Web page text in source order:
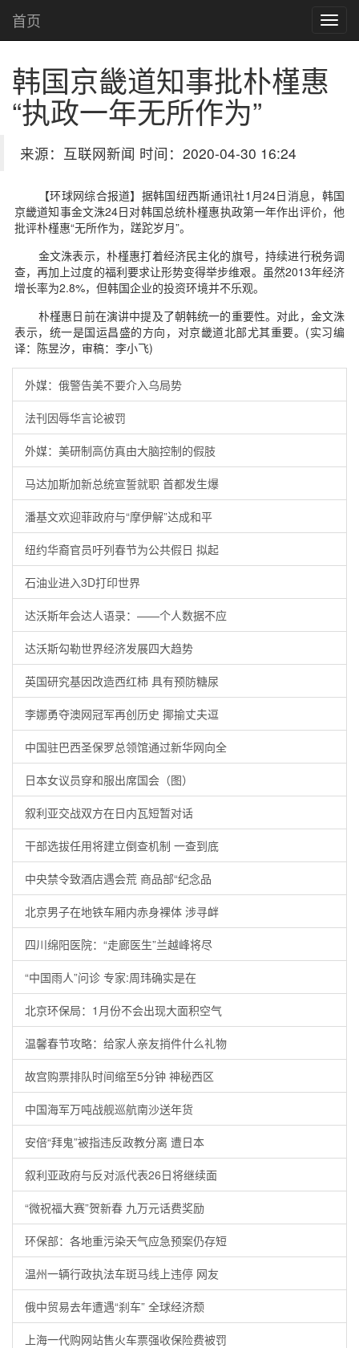
首页
韩国京畿道知事批朴槿惠
“执政一年无所作为”
来源：互联网新闻 时间：2020-04-30 16:24
【环球网综合报道】据韩国纽西斯通讯社1月24日消息，韩国
京畿道知事金文洙24日对韩国总统朴槿惠执政第一年作出评价，他
批评朴槿惠“无所作为，蹉跎岁月”。
金文洙表示，朴槿惠打着经济民主化的旗号，持续进行税务调
查，再加上过度的福利要求让形势变得举步维艰。虽然2013年经济
增长率为2.8%，但韩国企业的投资环境并不乐观。
朴槿惠日前在演讲中提及了朝韩统一的重要性。对此，金文洙
表示，统一是国运昌盛的方向，对京畿道北部尤其重要。(实习编
译：陈昱汐，审稿：李小飞)
外媒：俄警告美不要介入乌局势
法刊因辱华言论被罚
外媒：美研制高仿真由大脑控制的假肢
马达加斯加新总统宣誓就职 首都发生爆
潘基文欢迎菲政府与“摩伊解”达成和平
纽约华裔官员吁列春节为公共假日 拟起
石油业进入3D打印世界
达沃斯年会达人语录：——个人数据不应
达沃斯勾勒世界经济发展四大趋势
英国研究基因改造西红柿 具有预防糖尿
李娜勇夺澳网冠军再创历史 揶揄丈夫逗
中国驻巴西圣保罗总领馆通过新华网向全
日本女议员穿和服出席国会（图）
叙利亚交战双方在日内瓦短暂对话
干部选拔任用将建立倒查机制 一查到底
中央禁令致酒店遇会荒 商品部“纪念品
北京男子在地铁车厢内赤身裸体 涉寻衅
四川绵阳医院：“走廊医生”兰越峰将尽
“中国雨人”问诊 专家:周玮确实是在
北京环保局：1月份不会出现大面积空气
温馨春节攻略：给家人亲友捎件什么礼物
故宫购票排队时间缩至5分钟 神秘西区
中国海军万吨战舰巡航南沙送年货
安倍“拜鬼”被指违反政教分离 遭日本
叙利亚政府与反对派代表26日将继续面
“微祝福大赛”贺新春 九万元话费奖励
环保部：各地重污染天气应急预案仍存短
温州一辆行政执法车斑马线上违停 网友
俄中贸易去年遭遇“刹车” 全球经济颓
上海一代购网站售火车票强收保险费被罚